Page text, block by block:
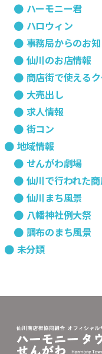
ハーモニー君
ハロウィン
事務局からのお
仙川のお店情報
商店街で使える
大売出し
求人情報
街コン
地域情報
せんがわ劇場
仙川で行われた
仙川まち風景
八幡神社例大祭
調布のまち風景
未分類